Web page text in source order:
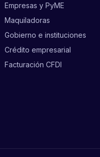
Empresas y PyME
Maquiladoras
Gobierno e instituciones
Crédito empresarial
Facturación CFDI